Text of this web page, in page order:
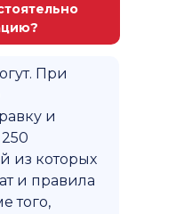
При
и
из которых
и правила
того,